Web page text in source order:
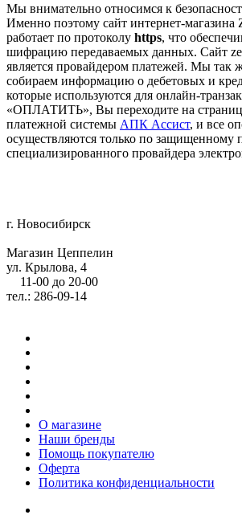
Мы внимательно относимся к
Именно поэтому сайт интернет-
работает по протоколу https, что
шифрацию передаваемых данных. Сайт
является провайдером платежей. Мы так
собираем информацию о дебетовых и
которые используются для онлайн-
«ОПЛАТИТЬ», Вы переходите на
платежной системы АПК Ассист, и все
осуществляются только по защищенному
специализированного провайдера
г. Новосибирск
Магазин Цеппелин
ул. Крылова, 4
11-00 до 20-00
тел.: 286-09-14
О магазине
Наши бренды
Помощь покупателю
Оферта
Политика конфиденциальности